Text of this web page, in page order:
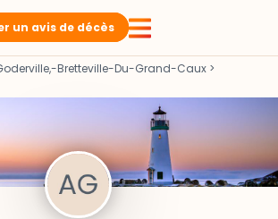
un avis de décès
Bretteville-Du-Grand-Caux >